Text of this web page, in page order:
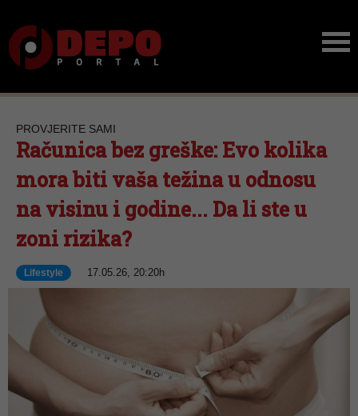
PROVJERITE SAMI
Računica bez greške: Evo kolika
mora biti vaša težina u odnosu
na visinu i godine... Da li ste u
zoni rizika?
Lifestyle 17.05.26, 20:20h